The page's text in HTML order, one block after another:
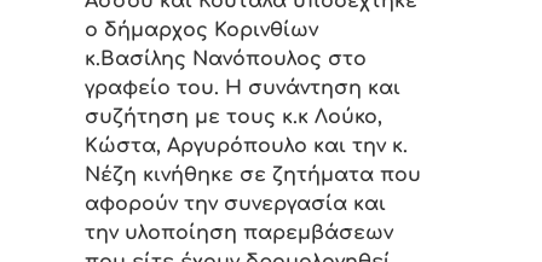
ο δήμαρχος Κορινθίων
κ.Βασίλης Νανόπουλος στο
γραφείο του. Η συνάντηση και
συζήτηση με τους κ.κ Λούκο,
Κώστα, Αργυρόπουλο και την κ.
Νέζη κινήθηκε σε ζητήματα που
αφορούν την συνεργασία και
την υλοποίηση παρεμβάσεων